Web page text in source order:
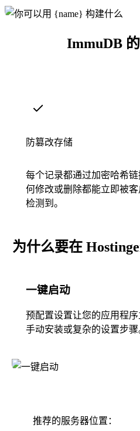
ImmuDB
防篡改存储
每个记录都通过加密哈希
何修改或删除都能立即被
检测到。
为什么要在
一键启动
预配置设置让您的应用程
手动安装或复杂的设置步骤
推荐的服务器位置：